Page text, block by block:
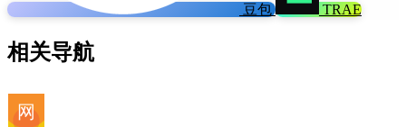
豆包 TRAE
相关导航